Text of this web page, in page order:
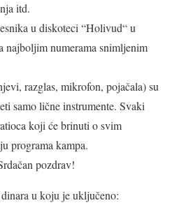
itd.
u diskoteci “Holivud“ u
numerama snimljenim
razglas, mikrofon, pojačala) su
samo lične instrumente. Svaki
koji će brinuti o svim
programa kampa.
pozdrav!
u koju je uključeno: